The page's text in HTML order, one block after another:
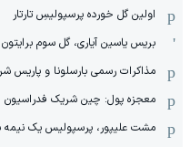
اولین گل خورده پرسپولیسِ تارتار
بریس یاسین آیاری، گل سوم
مذاکرات رسمی بارسلونا و پاریس
معجزه پول: چین شریک فدراسیون
مشت علیپور، پرسپولیس یک نیمه